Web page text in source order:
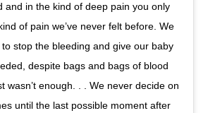
and in the kind of deep pain you only
of pain we’ve never felt before. We
stop the bleeding and give our baby
despite bags and bags of blood
wasn’t enough. . . We never decide on
until the last possible moment after